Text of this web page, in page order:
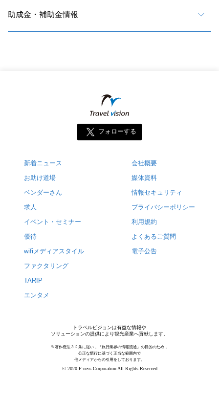
助成金・補助金情報
フォローする
新着ニュース
お助け道場
ベンダーさん
求人
イベント・セミナー
優待
wifiメディアスタイル
ファクタリング
TARIP
エンタメ
会社概要
媒体資料
情報セキュリティ
プライバシーポリシー
利用規約
よくあるご質問
電子公告
トラベルビジョンは有益な情報や
ソリューションの提供により観光産業へ貢献します。
※著作権法３２条に従い，『旅行業界の情報流通』の目的のため，
公正な慣行に基づく正当な範囲内で
他メディアからの引用をしております。
© 2020 F-ness Corporation All Rights Reserved